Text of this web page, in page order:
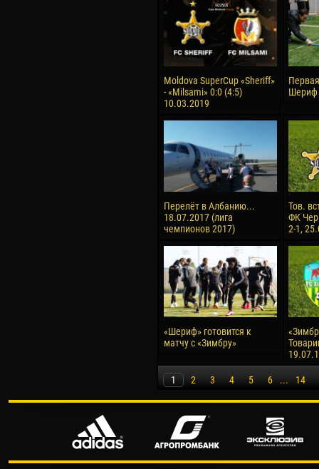
Moldova SuperCup «Sheriff»
- «Milsami» 0:0 (4:5)
10.03.2019
Шериф
Перелёт в Албанию...
18.07.2017 (лига
чемпионов 2017)
Тов.
ФК
2-1,
«Шериф» готовится к
матчу с «Зимбру»
1 2 3 4 5 6 ... 14